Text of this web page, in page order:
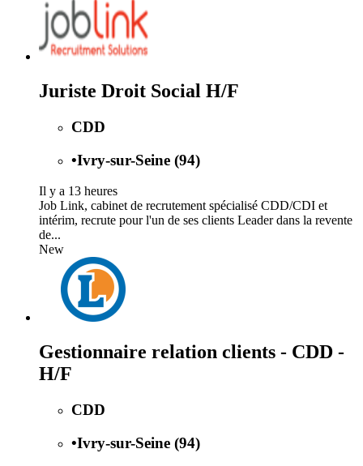
Juriste Droit Social H/F
CDD
•Ivry-sur-Seine (94)
Il y a 13 heures
Job Link, cabinet de recrutement spécialisé CDD/CDI et
intérim, recrute pour l'un de ses clients Leader dans la revente
de...
New
Gestionnaire relation clients - CDD -
H/F
CDD
•Ivry-sur-Seine (94)